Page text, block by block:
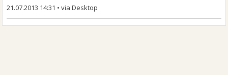
21.07.2013 14:31 •